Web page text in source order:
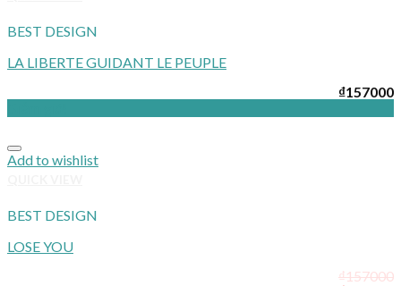
BEST DESIGN
LA LIBERTE GUIDANT LE PEUPLE
₫157000
Add to wishlist
BEST DESIGN
LOSE YOU
₫157000